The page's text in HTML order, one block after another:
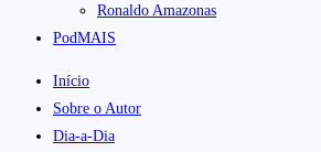
Ronaldo Amazonas
PodMAIS
Início
Sobre o Autor
Dia-a-Dia